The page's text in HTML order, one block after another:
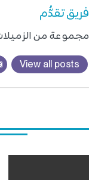
فريق تقدُّم
مجموعة من
View all posts